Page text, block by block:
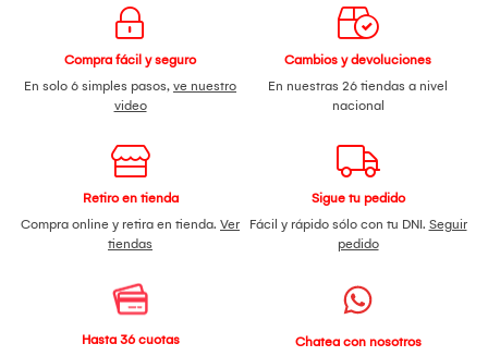
Compra fácil y seguro
En solo 6 simples pasos, ve nuestro
video
Cambios y devoluciones
En nuestras 26 tiendas a nivel
nacional
Retiro en tienda
Compra online y retira en tienda. Ver
tiendas
Sigue tu pedido
Fácil y rápido sólo con tu DNI. Seguir
pedido
Hasta 36 cuotas
Chatea con nosotros